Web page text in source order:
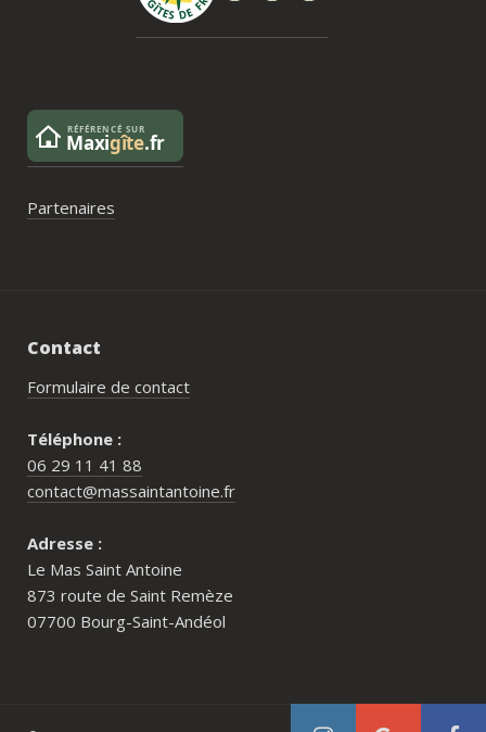
serait un vrai plus à l’avenir.
Partenaires
Contact
Formulaire de contact
Téléphone :
06 29 11 41 88
contact@massaintantoine.fr
Adresse :
Le Mas Saint Antoine
873 route de Saint Remèze
07700 Bourg-Saint-Andéol